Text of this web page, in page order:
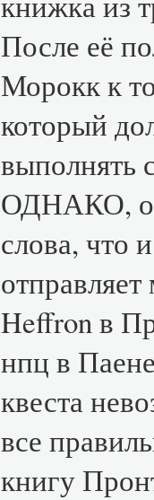
После её
Морокк к
который
выполнять
ОДНАКО,
слова, что
Heffron в
нпц в
квеста
все
книгу